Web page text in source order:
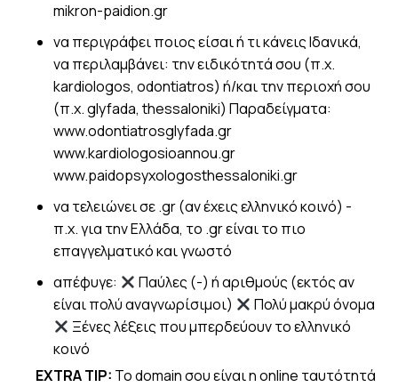
mikron-paidion.gr
να περιγράφει ποιος είσαι ή τι κάνεις Ιδανικά,
να περιλαμβάνει: την ειδικότητά σου (π.χ.
kardiologos, odontiatros) ή/και την περιοχή σου
(π.χ. glyfada, thessaloniki) Παραδείγματα:
www.odontiatrosglyfada.gr
www.kardiologosioannou.gr
www.paidopsyxologosthessaloniki.gr
να τελειώνει σε .gr (αν έχεις ελληνικό κοινό) -
π.χ. για την Ελλάδα, το .gr είναι το πιο
επαγγελματικό και γνωστό
απέφυγε:
Παύλες (-) ή αριθμούς (εκτός αν
είναι πολύ αναγνωρίσιμοι)
Πολύ μακρύ όνομα
Ξένες λέξεις που μπερδεύουν το ελληνικό
κοινό
EXTRA TIP: Το domain σου είναι η online ταυτότητά